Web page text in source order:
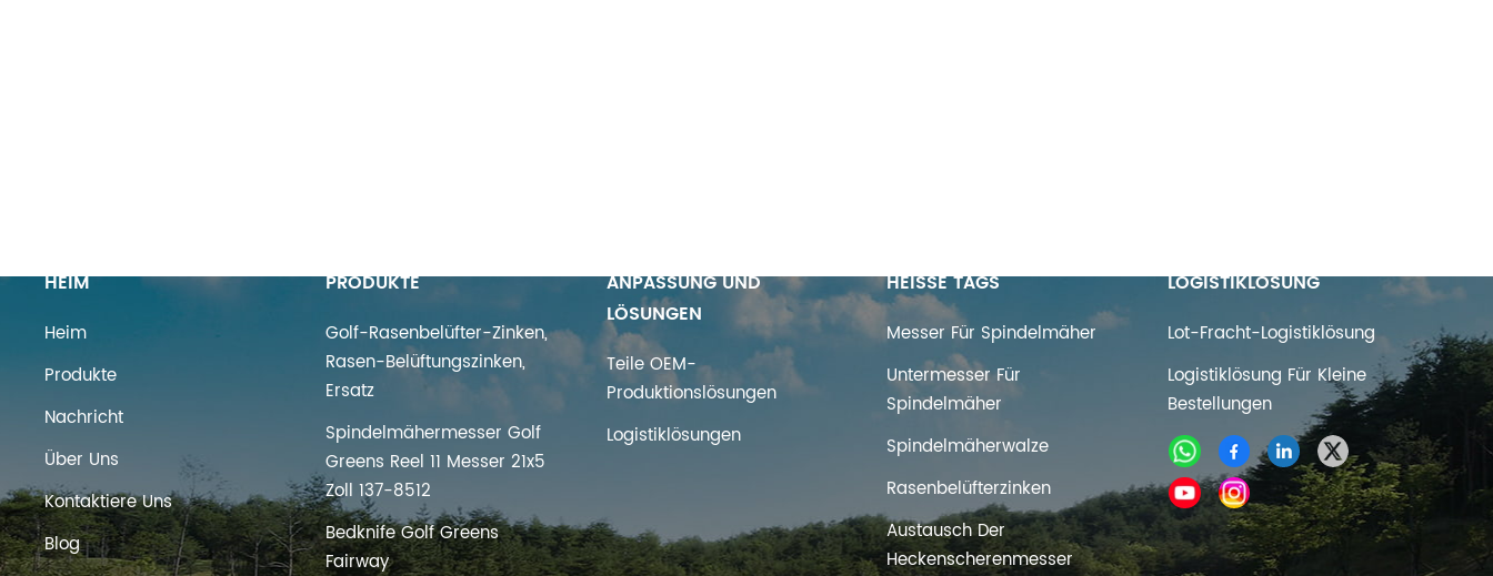
HEIM
Heim
Produkte
Nachricht
Über Uns
Kontaktiere Uns
Blog
PRODUKTE
Golf-Rasenbelüfter-Zinken,
Rasen-Belüftungszinken,
Ersatz
Spindelmähermesser Golf
Greens Reel 11 Messer 21x5
Zoll 137-8512
Bedknife Golf Greens
Fairway
ANPASSUNG UND
LÖSUNGEN
Teile OEM-
Produktionslösungen
Logistiklösungen
HEISSE TAGS
Messer Für Spindelmäher
Untermesser Für
Spindelmäher
Spindelmäherwalze
Rasenbelüfterzinken
Austausch Der
Heckenscherenmesser
LOGISTIKLÖSUNG
Lot-Fracht-Logistiklösung
Logistiklösung Für Kleine
Bestellungen